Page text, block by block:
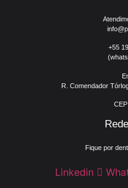
+55
R. Comendador
Fique por
Linkedin